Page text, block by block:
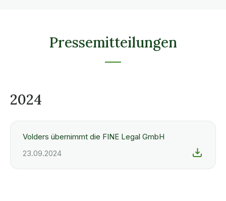
Pressemitteilungen
2024
Volders übernimmt die FINE Legal GmbH
23.09.2024